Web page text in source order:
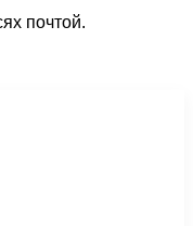
почтой.